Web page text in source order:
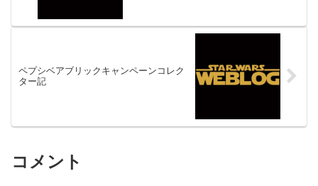
ペプシベアブリックキャンペーンコレク
ター記
コメント